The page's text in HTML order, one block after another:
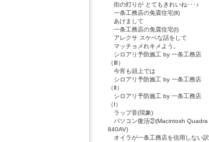
街の灯りが とてもきれいね･･･♪
一条工務店の免震住宅(Ⅱ)
あけまして
一条工務店の免震住宅(Ⅰ)
アレクサ スケベな話をして
マッチョメれキメよう。
シロアリ予防施工 by 一条工務店
（Ⅲ）
今宵も頭上では
シロアリ予防施工 by 一条工務店
（Ⅱ）
シロアリ予防施工 by 一条工務店
（Ⅰ）
ラップ音(現象)
パソコン復活②(Macintosh Quadra
840AV)
オイラが一条工務店を信用しない訳